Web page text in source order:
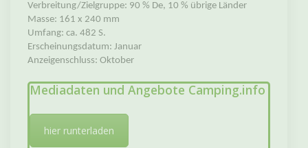
Verbreitung/Zielgruppe: 90 % De, 10 % übrige Länder
Masse: 161 x 240 mm
Umfang: ca. 482 S.
Erscheinungsdatum: Januar
Anzeigenschluss: Oktober
Mediadaten und Angebote Camping.info
hier runterladen